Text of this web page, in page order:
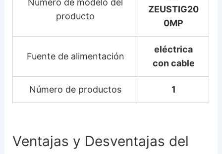
Número de modelo del
producto
ZEUSTIG20
0MP
Fuente de alimentación
eléctrica
con cable
Número de productos 1
Ventajas y Desventajas del